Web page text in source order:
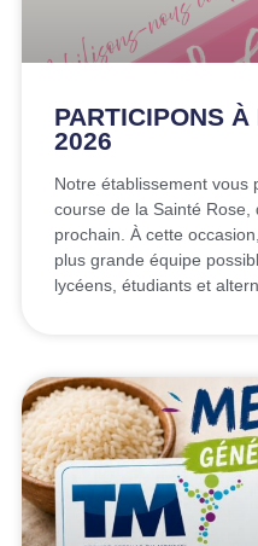
PARTICIPONS
2026
Notre établissement vous
course de la Sainté
prochain. À cette
plus grande équipe
lycéens, étudiants et